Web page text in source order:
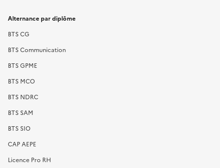
Alternance par diplôme
BTS CG
BTS Communication
BTS GPME
BTS MCO
BTS NDRC
BTS SAM
BTS SIO
CAP AEPE
Licence Pro RH